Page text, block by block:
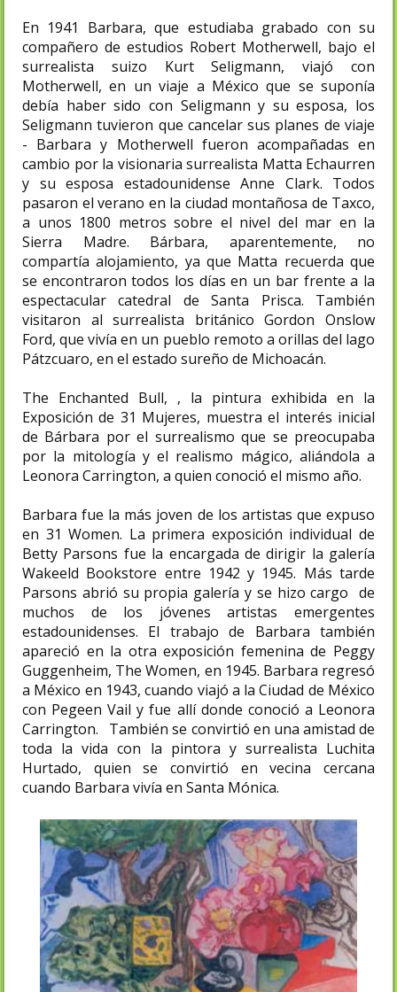
En 1941 Barbara, que estudiaba grabado con su
compañero de estudios Robert Motherwell, bajo el
surrealista suizo Kurt Seligmann, viajó con
Motherwell, en un viaje a México que se suponía
debía haber sido con Seligmann y su esposa, los
Seligmann tuvieron que cancelar sus planes de viaje
- Barbara y Motherwell fueron acompañadas en
cambio por la visionaria surrealista Matta Echaurren
y su esposa estadounidense Anne Clark. Todos
pasaron el verano en la ciudad montañosa de Taxco,
a unos 1800 metros sobre el nivel del mar en la
Sierra Madre. Bárbara, aparentemente, no
compartía alojamiento, ya que Matta recuerda que
se encontraron todos los días en un bar frente a la
espectacular catedral de Santa Prisca. También
visitaron al surrealista británico Gordon Onslow
Ford, que vivía en un pueblo remoto a orillas del lago
Pátzcuaro, en el estado sureño de Michoacán.
The Enchanted Bull, , la pintura exhibida en la
Exposición de 31 Mujeres, muestra el interés inicial
de Bárbara por el surrealismo que se preocupaba
por la mitología y el realismo mágico, aliándola a
Leonora Carrington, a quien conoció el mismo año.
Barbara fue la más joven de los artistas que expuso
en 31 Women. La primera exposición individual de
Betty Parsons fue la encargada de dirigir la galería
Wakefield Bookstore entre 1942 y 1945. Más tarde
Parsons abrió su propia galería y se hizo cargo de
muchos de los jóvenes artistas emergentes
estadounidenses. El trabajo de Barbara también
apareció en la otra exposición femenina de Peggy
Guggenheim, The Women, en 1945. Barbara regresó
a México en 1943, cuando viajó a la Ciudad de México
con Pegeen Vail y fue allí donde conoció a Leonora
Carrington. También se convirtió en una amistad de
toda la vida con la pintora y surrealista Luchita
Hurtado, quien se convirtió en vecina cercana
cuando Barbara vivía en Santa Mónica.